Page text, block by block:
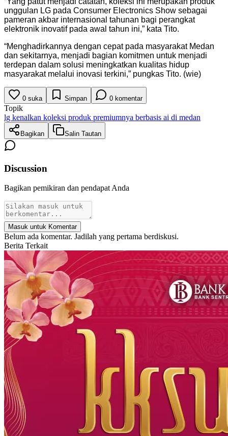
unggulan LG pada Consumer Electronics Show sebagai
pameran akbar internasional tahunan bagi perangkat
elektronik inovatif pada awal tahun ini,” kata Tito.
“Menghadirkannya dengan cepat pada masyarakat Medan
dan sekitarnya, menjadi bagian komitmen untuk menjadi
terdepan dalam solusi meningkatkan kualitas hidup
masyarakat melalui inovasi terkini,” pungkas Tito. (wie)
0 suka Simpan 0 komentar
Topik
lg kenalkan koleksi produk premiumnya berbasis ai di medan
Bagikan Salin Tautan
Discussion
Bagikan pemikiran dan pendapat Anda
Masuk untuk Komentar
Belum ada komentar. Jadilah yang pertama berdiskusi.
Berita Terkait